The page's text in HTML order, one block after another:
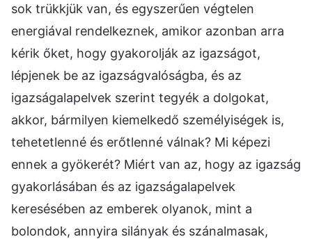
sok trükkjük van, és egyszerűen végtelen
energiával rendelkeznek, amikor azonban arra
kérik őket, hogy gyakorolják az igazságot,
lépjenek be az igazságvalóságba, és az
igazságalapelvek szerint tegyék a dolgokat,
akkor, bármilyen kiemelkedő személyiségek is,
tehetetlenné és erőtlenné válnak? Mi képezi
ennek a gyökerét? Miért van az, hogy az igazság
gyakorlásában és az igazságalapelvek
keresésében az emberek olyanok, mint a
bolondok, annyira silányak és szánalmasak,